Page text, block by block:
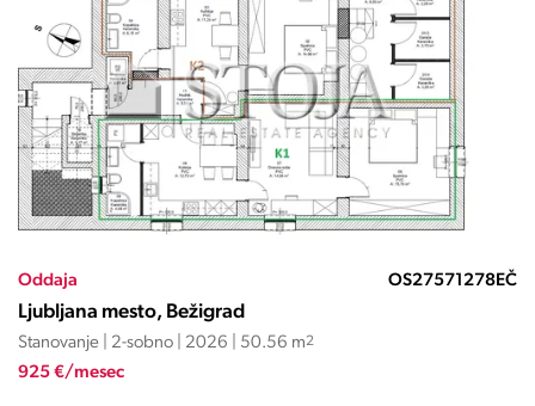
Oddaja OS27571278EČ
Ljubljana mesto, Bežigrad
Stanovanje | 2-sobno | 2026 | 50.56 m2
925 €/mesec